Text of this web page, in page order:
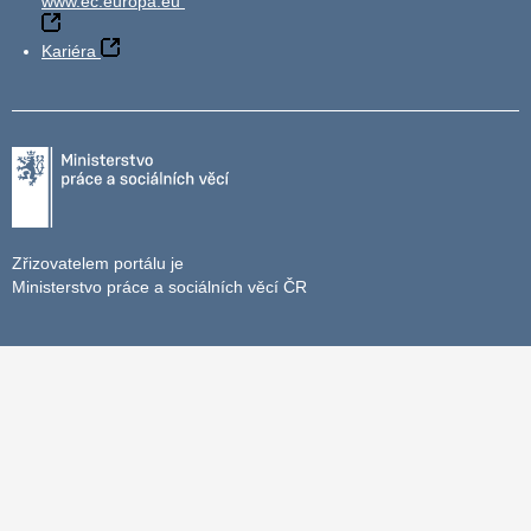
Kariéra
Zřizovatelem portálu je
Ministerstvo práce a sociálních věcí ČR